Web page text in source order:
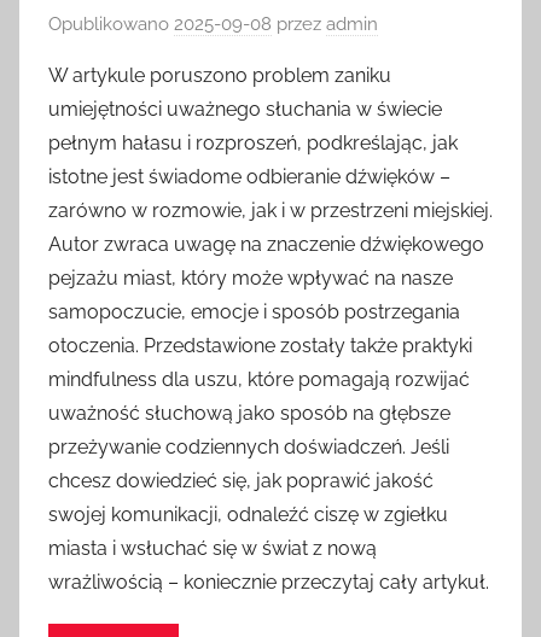
Opublikowano 2025-09-08 przez admin
W artykule poruszono problem zaniku
umiejętności uważnego słuchania w świecie
pełnym hałasu i rozproszeń, podkreślając, jak
istotne jest świadome odbieranie dźwięków –
zarówno w rozmowie, jak i w przestrzeni miejskiej.
Autor zwraca uwagę na znaczenie dźwiękowego
pejzażu miast, który może wpływać na nasze
samopoczucie, emocje i sposób postrzegania
otoczenia. Przedstawione zostały także praktyki
mindfulness dla uszu, które pomagają rozwijać
uważność słuchową jako sposób na głębsze
przeżywanie codziennych doświadczeń. Jeśli
chcesz dowiedzieć się, jak poprawić jakość
swojej komunikacji, odnaleźć ciszę w zgiełku
miasta i wsłuchać się w świat z nową
wrażliwością – koniecznie przeczytaj cały artykuł.